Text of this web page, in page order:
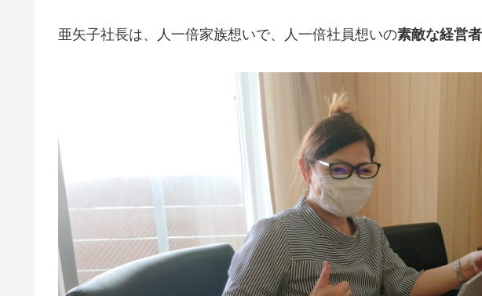
亜矢子社長は、人一倍家族想いで、人一倍社員想いの素敵な経営者